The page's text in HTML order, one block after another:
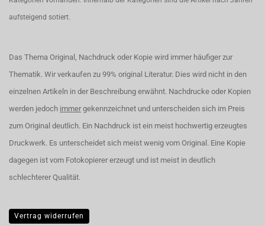
aufsteigend sotiert.
Das Thema Original, Nachdruck oder Kopie wird immer häufiger zur
Thematik. Wir verkaufen zu 99% original Literatur. Dies wird nicht in den
einzelnen Artikeln in der Beschreibung erwähnt. Nachdrucke oder Kopien
werden jedoch immer gekennzeichnet und unterscheiden sich im Preis
zum Original deutlich. Ein Nachdruck ist ein meist hochwertig erzeugtes
Druckwerk. Es unterscheidet sich meist wenig vom Original. Eine Kopie
dagegen ist vom Fotokopierer erzeugt und ist meist in deutlich
schlechterer Qualität.
Vertrag widerrufen